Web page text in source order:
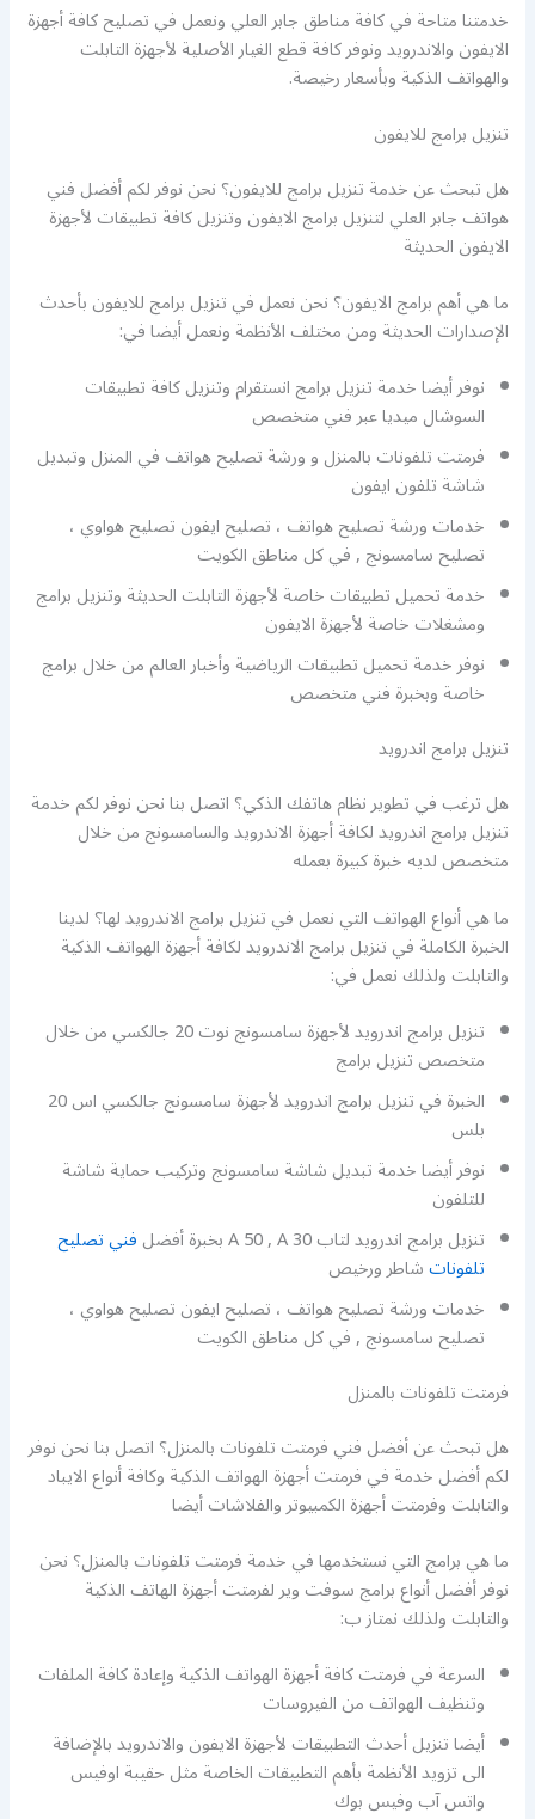
خدمتنا متاحة في كافة مناطق جابر العلي ونعمل في تصليح كافة أجهزة
الايفون والاندرويد ونوفر كافة قطع الغيار الأصلية لأجهزة التابلت
والهواتف الذكية وبأسعار رخيصة.
تنزيل برامج للايفون
هل تبحث عن خدمة تنزيل برامج للايفون؟ نحن نوفر لكم أفضل فني
هواتف جابر العلي لتنزيل برامج الايفون وتنزيل كافة تطبيقات لأجهزة
الايفون الحديثة
ما هي أهم برامج الايفون؟ نحن نعمل في تنزيل برامج للايفون بأحدث
الإصدارات الحديثة ومن مختلف الأنظمة ونعمل أيضا في:
نوفر أيضا خدمة تنزيل برامج انستقرام وتنزيل كافة تطبيقات
السوشال ميديا عبر فني متخصص
فرمتت تلفونات بالمنزل و ورشة تصليح هواتف في المنزل وتبديل
شاشة تلفون ايفون
خدمات ورشة تصليح هواتف ، تصليح ايفون تصليح هواوي ،
تصليح سامسونج , في كل مناطق الكويت
خدمة تحميل تطبيقات خاصة لأجهزة التابلت الحديثة وتنزيل برامج
ومشغلات خاصة لأجهزة الايفون
نوفر خدمة تحميل تطبيقات الرياضية وأخبار العالم من خلال برامج
خاصة وبخبرة فني متخصص
تنزيل برامج اندرويد
هل ترغب في تطوير نظام هاتفك الذكي؟ اتصل بنا نحن نوفر لكم خدمة
تنزيل برامج اندرويد لكافة أجهزة الاندرويد والسامسونج من خلال
متخصص لديه خبرة كبيرة بعمله
ما هي أنواع الهواتف التي نعمل في تنزيل برامج الاندرويد لها؟ لدينا
الخبرة الكاملة في تنزيل برامج الاندرويد لكافة أجهزة الهواتف الذكية
والتابلت ولذلك نعمل في:
تنزيل برامج اندرويد لأجهزة سامسونج نوت 20 جالكسي من خلال
متخصص تنزيل برامج
الخبرة في تنزيل برامج اندرويد لأجهزة سامسونج جالكسي اس 20
بلس
نوفر أيضا خدمة تبديل شاشة سامسونج وتركيب حماية شاشة
للتلفون
تنزيل برامج اندرويد لتاب A 50 , A 30 بخبرة أفضل
فني تصليح
تلفوناتشاطر ورخيص
خدمات ورشة تصليح هواتف ، تصليح ايفون تصليح هواوي ،
تصليح سامسونج , في كل مناطق الكويت
فرمتت تلفونات بالمنزل
هل تبحث عن أفضل فني فرمتت تلفونات بالمنزل؟ اتصل بنا نحن نوفر
لكم أفضل خدمة في فرمتت أجهزة الهواتف الذكية وكافة أنواع الايباد
والتابلت وفرمتت أجهزة الكمبيوتر والفلاشات أيضا
ما هي برامج التي نستخدمها في خدمة فرمتت تلفونات بالمنزل؟ نحن
نوفر أفضل أنواع برامج سوفت وير لفرمتت أجهزة الهاتف الذكية
والتابلت ولذلك نمتاز ب:
السرعة في فرمتت كافة أجهزة الهواتف الذكية وإعادة كافة الملفات
وتنظيف الهواتف من الفيروسات
أيضا تنزيل أحدث التطبيقات لأجهزة الايفون والاندرويد بالإضافة
الى تزويد الأنظمة بأهم التطبيقات الخاصة مثل حقيبة اوفيس
واتس آب وفيس بوك